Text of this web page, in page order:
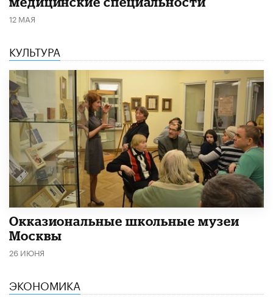
12 МАЯ
КУЛЬТУРА
​Окказиональные школьные музеи
Москвы
26 ИЮНЯ
ЭКОНОМИКА